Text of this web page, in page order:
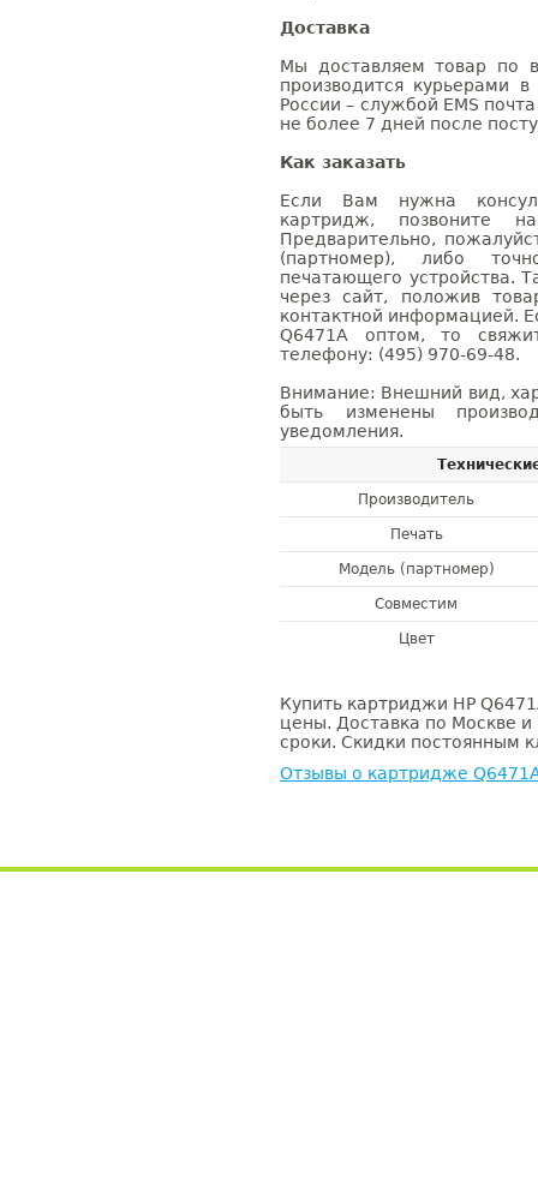
Доставка
Мы доставляем товар по
производится курьерами
России – службой EMS
не более 7 дней после
Как заказать
Если Вам нужна
картридж, позвоните
Предварительно,
(партномер), либо
печатающего устройства.
через сайт, положив
контактной информацией.
Q6471A оптом, то
телефону: (495) 970-69-48.
Внимание: Внешний вид,
быть изменены
уведомления.
Производитель
Печать
Модель (партномер)
Совместим
Цвет
Купить картриджи HP
цены. Доставка по Москве и
сроки. Скидки постоянным
Отзывы о картридже